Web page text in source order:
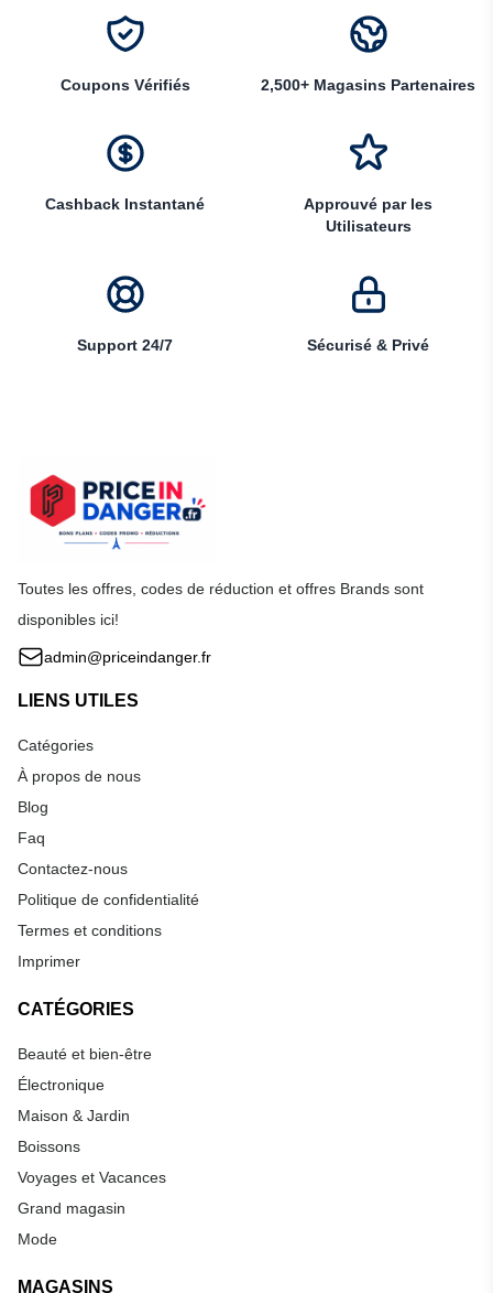
Coupons Vérifiés 2,500+ Magasins Partenaires
Cashback Instantané
Approuvé par les
Utilisateurs
Support 24/7 Sécurisé & Privé
Toutes les offres, codes de réduction et offres Brands sont
disponibles ici!
admin@priceindanger.fr
LIENS UTILES
Catégories
À propos de nous
Blog
Faq
Contactez-nous
Politique de confidentialité
Termes et conditions
Imprimer
CATÉGORIES
Beauté et bien-être
Électronique
Maison & Jardin
Boissons
Voyages et Vacances
Grand magasin
Mode
MAGASINS